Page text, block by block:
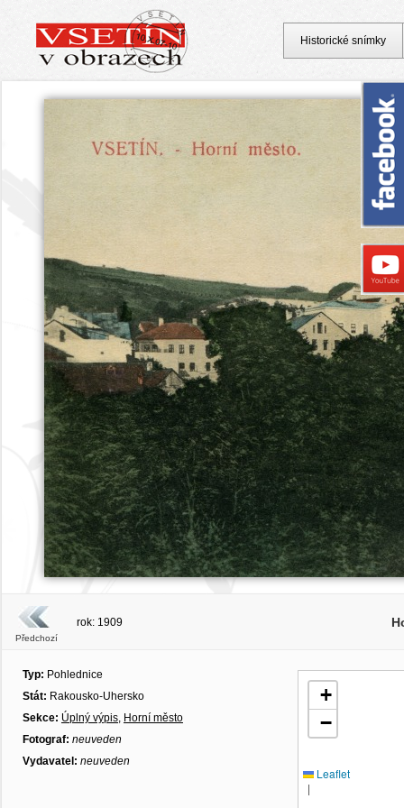
Předchozí
rok: 1909
Typ: Pohlednice
Stát: Rakousko-Uhersko
Sekce: Úplný výpis, Horní město
Fotograf: neuveden
Vydavatel: neuveden
+
−
Leaflet
|
Historické snímky